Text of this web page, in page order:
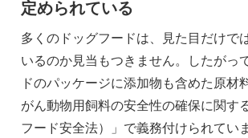
定められている
多くのドッグフードは、見た目だけで
いるのか見当もつきません。したがっ
ドのパッケージに添加物も含めた原材
がん動物用飼料の安全性の確保に関す
フード安全法）」で義務付けられていま